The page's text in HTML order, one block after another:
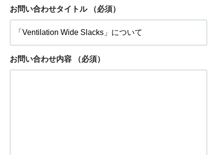
お問い合わせタイトル （必須）
お問い合わせ内容 （必須）